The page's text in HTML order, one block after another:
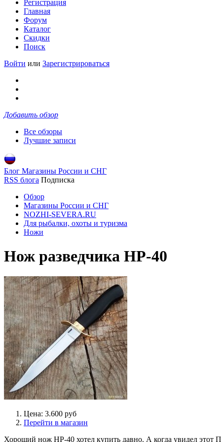
Регистрация
Главная
Форум
Каталог
Скидки
Поиск
Войти или Зарегистрироваться
Добавить обзор
Все обзоры
Лучшие записи
Блог Магазины России и СНГ
RSS блога Подписка
Обзор
Магазины России и СНГ
NOZHI-SEVERA.RU
Для рыбалки, охоты и туризма
Ножи
Нож разведчика НР-40
Цена: 3.600 руб
Перейти в магазин
Хороший нож НР-40 хотел купить давно. А когда увидел